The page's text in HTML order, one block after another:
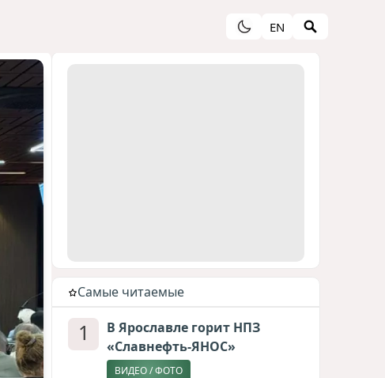
EN
Cамые читаемые
1
В Ярославле горит НПЗ
«Славнефть-ЯНОС»
ВИДЕО / ФОТО